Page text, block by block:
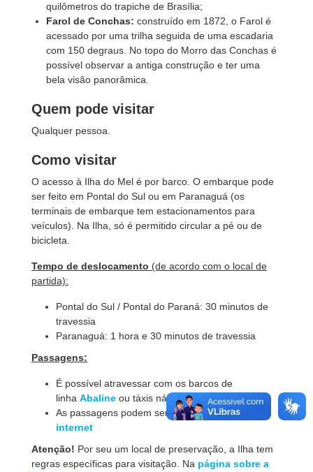
quilômetros do trapiche de Brasília;
Farol de Conchas:construído em 1872, o Farol é
acessado por uma trilha seguida de uma escadaria
com 150 degraus. No topo do Morro das Conchas é
possível observar a antiga construção e ter uma
bela visão panorâmica.
Quem pode visitar
Qualquer pessoa.
Como visitar
O acesso à Ilha do Mel é por barco. O embarque pode
ser feito em Pontal do Sul ou em Paranaguá (os
terminais de embarque tem estacionamentos para
veículos). Na Ilha, só é permitido circular a pé ou de
bicicleta.
Tempo de deslocamento (de acordo com o local de
partida):
Pontal do Sul / Pontal do Paraná: 30 minutos de
travessia
Paranaguá: 1 hora e 30 minutos de travessia
Passagens:
É possível atravessar com os barcos de
linha Abaline ou táxis náuticos autorizados
As passagens podem ser compradaspela
internet
Atenção! Por seu um local de preservação, a Ilha tem
regras específicas para visitação. Na página sobre a